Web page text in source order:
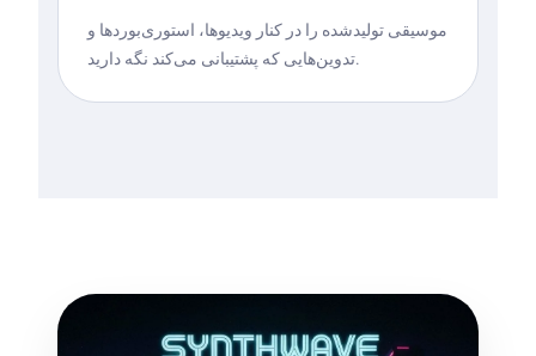
موسیقی تولیدشده را در کنار ویدیوها، استوری‌بوردها و
تدوین‌هایی که پشتیبانی می‌کند نگه دارید.